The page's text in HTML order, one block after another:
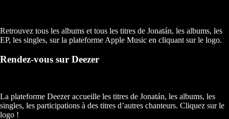
Retrouvez tous les albums et tous les titres de Jonatán, les albums, les
EP, les singles, sur la plateforme Apple Music en cliquant sur le logo.
Rendez-vous sur Deezer
La plateforme Deezer accueille les titres de Jonatán, les albums, les
singles, les participations à des titres d’autres chanteurs. Cliquez sur le
logo !